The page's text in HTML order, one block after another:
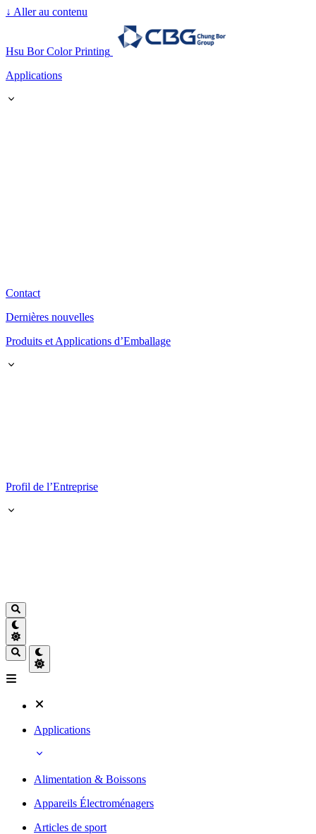
↓ Aller au contenu
Hsu Bor Color Printing
Applications
Contact
Dernières nouvelles
Produits et Applications d’Emballage
Profil de l’Entreprise
Applications
Alimentation & Boissons
Appareils Électroménagers
Articles de sport